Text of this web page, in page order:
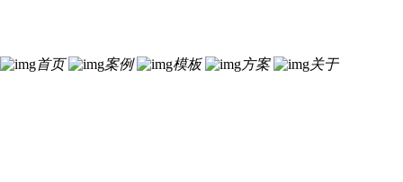
首页 案例 模板 方案 关于